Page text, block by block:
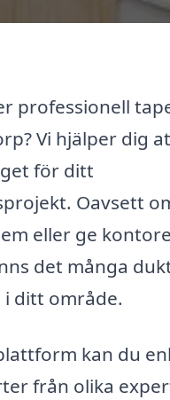
professionell
Vi hjälper dig
för ditt
Oavsett
eller ge
det många
ditt område.
kan du
från olika